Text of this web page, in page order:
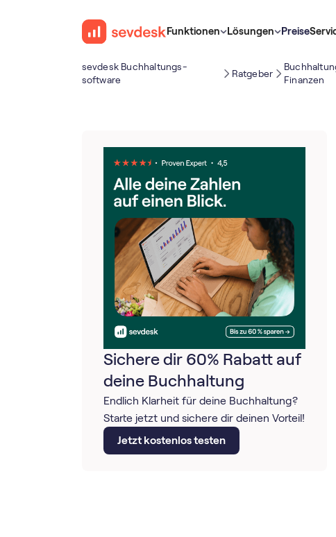
Funktionen Lösungen Preise
sevdesk Buch­haltungs­
software
Ratgeber
Finanzen
Sichere dir 60% Rabatt auf
deine Buchhaltung
Endlich Klarheit für deine Buchhaltung?
Starte jetzt und sichere dir deinen Vorteil!
Jetzt kostenlos testen